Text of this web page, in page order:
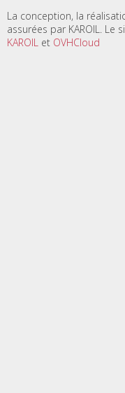
La conception, la
assurées par KAROIL. Le
KAROIL et OVHCloud